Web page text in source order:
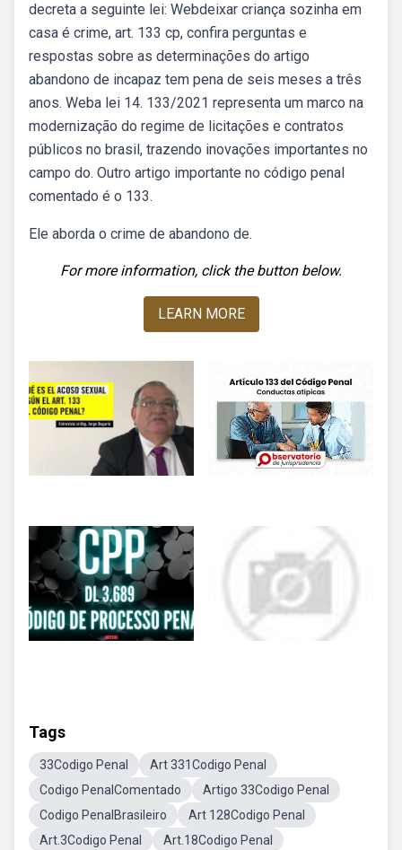
decreta a seguinte lei: Webdeixar criança sozinha em
casa é crime, art. 133 cp, confira perguntas e
respostas sobre as determinações do artigo
abandono de incapaz tem pena de seis meses a três
anos. Weba lei 14. 133/2021 representa um marco na
modernização do regime de licitações e contratos
públicos no brasil, trazendo inovações importantes no
campo do. Outro artigo importante no código penal
comentado é o 133.
Ele aborda o crime de abandono de.
For more information, click the button below.
LEARN MORE
Tags
33Codigo Penal
Art 331Codigo Penal
Codigo PenalComentado
Artigo 33Codigo Penal
Codigo PenalBrasileiro
Art 128Codigo Penal
Art.3Codigo Penal
Art.18Codigo Penal